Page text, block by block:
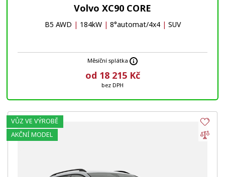
Volvo XC90 CORE
B5 AWD | 184kW | 8°automat/4x4 | SUV
Měsíční splátka
od 18 215 Kč
bez DPH
VŮZ VE VÝROBĚ
AKČNÍ MODEL